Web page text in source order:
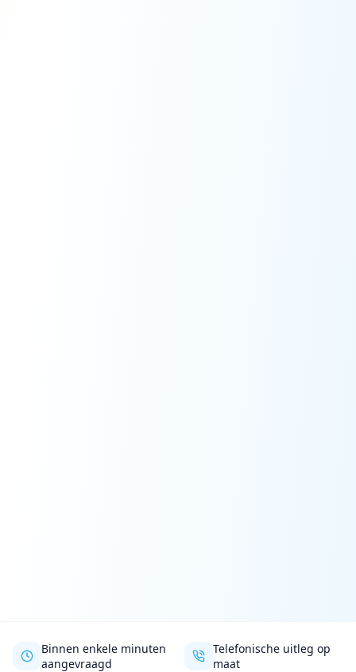
Binnen enkele minuten
aangevraagd
Telefonische uitleg op
maat